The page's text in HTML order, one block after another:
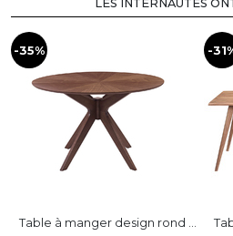
LES INTERNAUTES
-35%
Table à manger design rond ...
-